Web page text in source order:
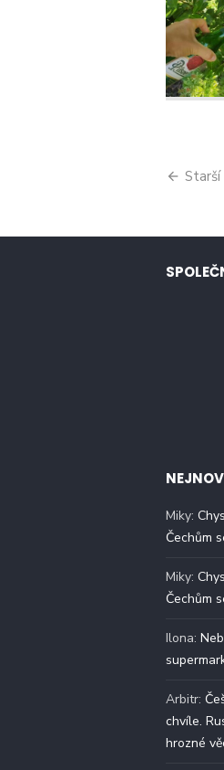
Starší
Miky:
Čechům
Miky:
Čechům
Ilona:
Arbitr:
chvíle.
hrozné